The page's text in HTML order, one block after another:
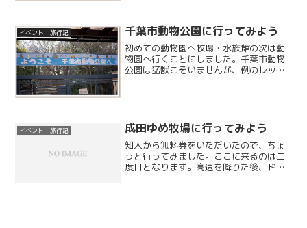
イベント・旅行記 千葉市動物公園に行ってみよう
初めての動物園へ牧場・水族館の次は動
物園へ行くことにしました。千葉市動物
公園は猛獣こそいませんが、例のレッサ
イベント・旅行記 成田ゆめ牧場に行ってみよう
知人から無料券をいただいたので、ちょ
っと行ってみました。ここに来るのは二
度目となります。高速を降りた後、ドラ